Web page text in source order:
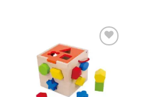
proizvod